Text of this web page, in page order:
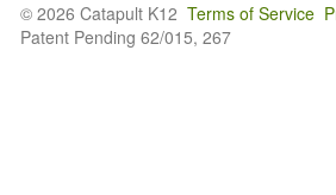
© 2026 Catapult K12 Terms of Service
Patent Pending 62/015, 267